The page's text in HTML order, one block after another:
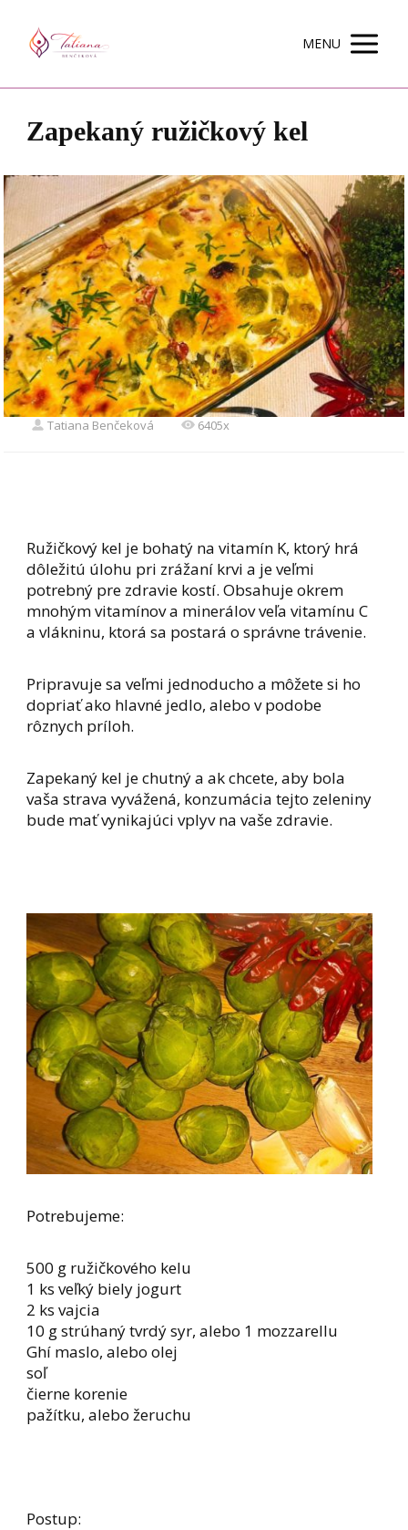
MENU
Zapekaný ružičkový kel
Tatiana Benčeková 6405x
Ružičkový kel je bohatý na vitamín K, ktorý hrá
dôležitú úlohu pri zrážaní krvi a je veľmi
potrebný pre zdravie kostí. Obsahuje okrem
mnohým vitamínov a minerálov veľa vitamínu C
a vlákninu, ktorá sa postará o správne trávenie.
Pripravuje sa veľmi jednoducho a môžete si ho
dopriať ako hlavné jedlo, alebo v podobe
rôznych príloh.
Zapekaný kel je chutný a ak chcete, aby bola
vaša strava vyvážená, konzumácia tejto zeleniny
bude mať vynikajúci vplyv na vaše zdravie.
Potrebujeme:
500 g ružičkového kelu
1 ks veľký biely jogurt
2 ks vajcia
10 g strúhaný tvrdý syr, alebo 1 mozzarellu
Ghí maslo, alebo olej
soľ
čierne korenie
pažítku, alebo žeruchu
Postup: